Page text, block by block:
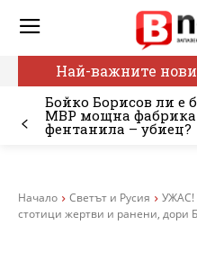
Най-важните
Бойко Борисов ли е
МВР мощна фабрика
фентанила – убиец?
Начало Светът и Русия
УЖАС!
стотици жертви и ранени, дори